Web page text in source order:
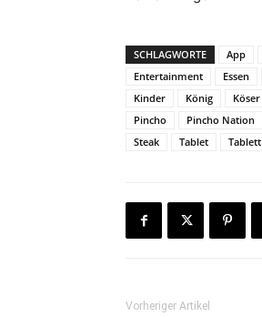
SCHLAGWORTE App
Entertainment
Essen
Kinder
König Köser
Pincho
Pincho Nation
Steak
Tablet Tablett
Vorheriger Artikel